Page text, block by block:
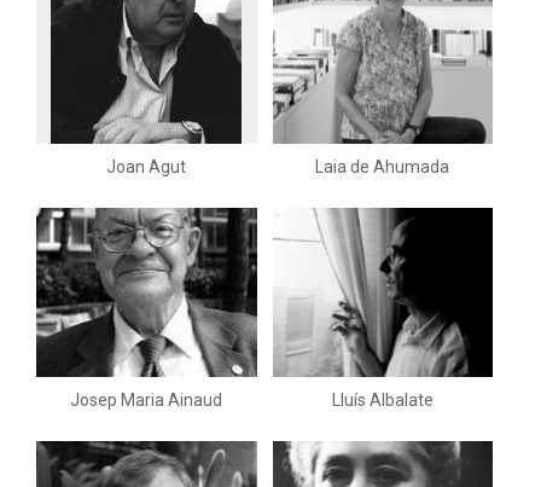
Joan Agut Laia de Ahumada
Josep Maria Ainaud Lluís Albalate